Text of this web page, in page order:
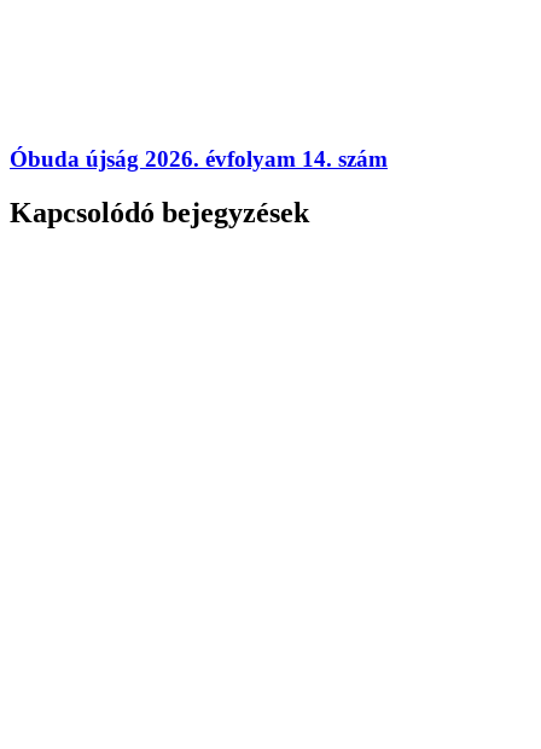
Óbuda újság 2026. évfolyam 14. szám
Kapcsolódó bejegyzések